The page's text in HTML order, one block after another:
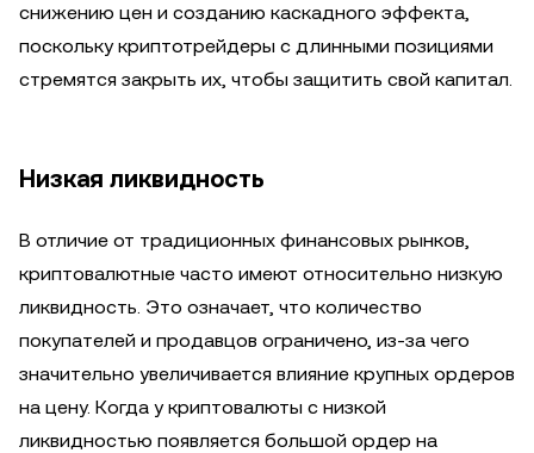
снижению цен и созданию каскадного эффекта,
поскольку криптотрейдеры с длинными позициями
стремятся закрыть их, чтобы защитить свой капитал.
Низкая ликвидность
В отличие от традиционных финансовых рынков,
криптовалютные часто имеют относительно низкую
ликвидность. Это означает, что количество
покупателей и продавцов ограничено, из-за чего
значительно увеличивается влияние крупных ордеров
на цену. Когда у криптовалюты с низкой
ликвидностью появляется большой ордер на